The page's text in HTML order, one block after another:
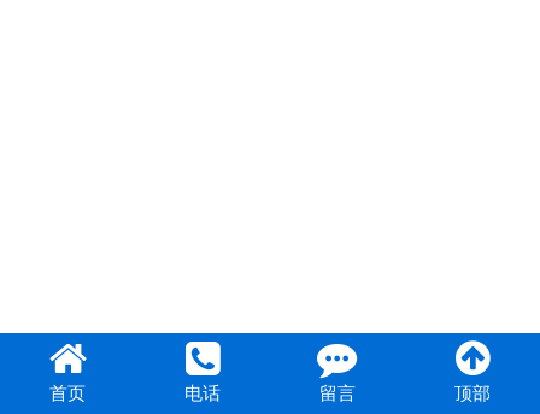
首页 电话 留言 顶部